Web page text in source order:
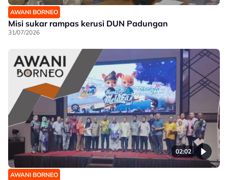
AWANI BORNEO
Misi sukar rampas kerusi DUN Padungan
31/07/2026
02:02
AWANI BORNEO